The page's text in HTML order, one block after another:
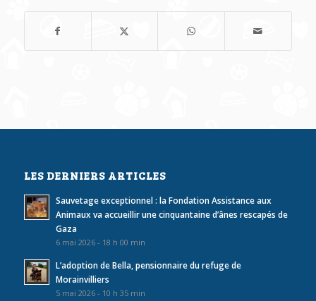
LES DERNIERS ARTICLES
Sauvetage exceptionnel : la Fondation Assistance aux
Animaux va accueillir une cinquantaine d’ânes rescapés de
Gaza
6 mai 2026 - 18 h 00 min
L’adoption de Bella, pensionnaire du refuge de
Morainvilliers
5 mai 2026 - 10 h 35 min